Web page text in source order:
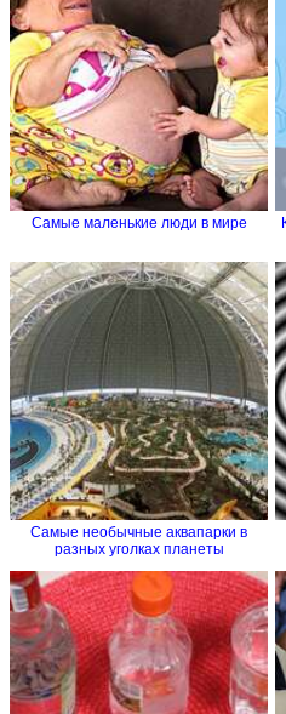
Самые маленькие люди в мире
Самые необычные аквапарки в
разных уголках планеты